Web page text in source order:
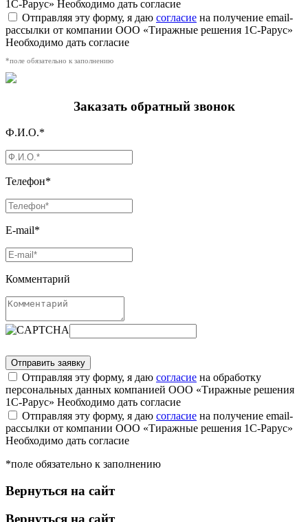
1С-Рарус» Необходимо дать согласие
Отправляя эту форму, я даю согласие на получение email-
рассылки от компании ООО «Тиражные решения 1С-Рарус»
Необходимо дать согласие
*поле обязательно к заполнению
Заказать обратный звонок
Ф.И.О.*
Телефон*
E-mail*
Комментарий
Отправляя эту форму, я даю согласие на обработку
персональных данных компанией ООО «Тиражные решения
1С-Рарус» Необходимо дать согласие
Отправляя эту форму, я даю согласие на получение email-
рассылки от компании ООО «Тиражные решения 1С-Рарус»
Необходимо дать согласие
*поле обязательно к заполнению
Вернуться на сайт
Вернуться на сайт